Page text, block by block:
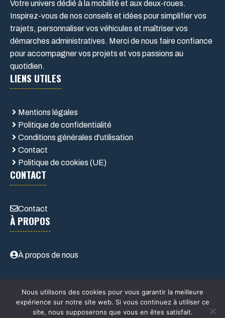
Votre univers dédié à la mobilité et aux deux-roues.
Inspirez-vous de nos conseils et idées pour simplifier vos
trajets, personnaliser vos véhicules et maîtriser vos
démarches administratives. Merci de nous faire confiance
pour accompagner vos projets et vos passions au
quotidien.
LIENS UTILES
Mentions légales
Politique de confidentialité
Conditions générales d'utilisation
Contact
Politique de cookies (UE)
CONTACT
Contact
À PROPOS
À propos de nous
Nous utilisons des cookies pour vous garantir la meilleure
expérience sur notre site web. Si vous continuez à utiliser ce
site, nous supposerons que vous en êtes satisfait.